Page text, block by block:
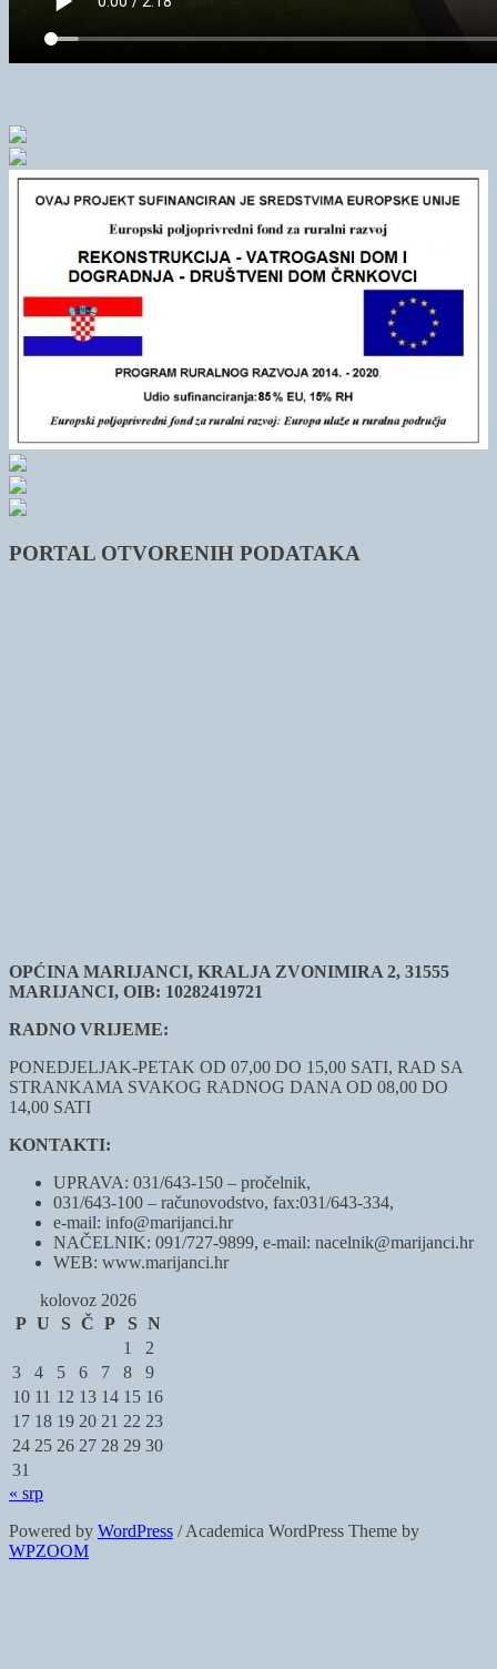
PORTAL OTVORENIH PODATAKA
OPĆINA MARIJANCI, KRALJA ZVONIMIRA 2, 31555
MARIJANCI, OIB: 10282419721
RADNO VRIJEME:
PONEDJELJAK-PETAK OD 07,00 DO 15,00 SATI, RAD SA
STRANKAMA SVAKOG RADNOG DANA OD 08,00 DO
14,00 SATI
KONTAKTI:
UPRAVA: 031/643-150 – pročelnik,
031/643-100 – računovodstvo, fax:031/643-334,
e-mail: info@marijanci.hr
NAČELNIK: 091/727-9899, e-mail: nacelnik@marijanci.hr
WEB: www.marijanci.hr
kolovoz 2026
P U S Č P S N
1
2
3
4 5 6 7 8
9
10 11 12 13 14 15 16
17 18 19 20 21 22 23
24 25 26 27 28 29 30
31
« srp
Powered by WordPress / Academica WordPress Theme by
WPZOOM